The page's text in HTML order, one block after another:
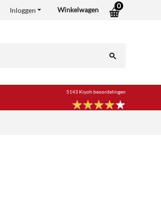
Winkelwagen 0
Inloggen
5143 Kiyoh beoordelingen
★★★★★
★★★★★